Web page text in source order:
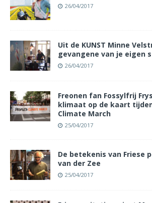
26/04/2017
Uit de KUNST Minne
gevangene van je eigen
26/04/2017
Freonen fan Fossylfrij
klimaat op de kaart
Climate March
25/04/2017
De betekenis van Friese
van der Zee
25/04/2017